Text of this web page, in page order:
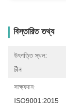
বিস্তারিত তথ্য
উৎপত্তি স্থল:
চীন
সাক্ষ্যদান:
ISO9001:2015